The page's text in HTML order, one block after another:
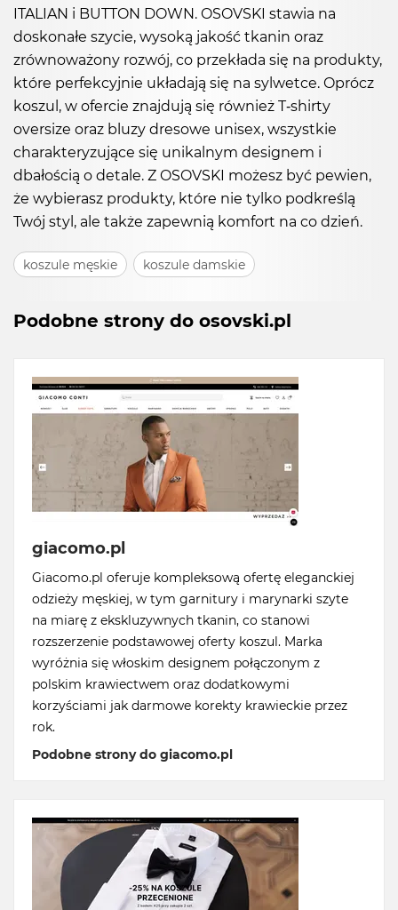
ITALIAN i BUTTON DOWN. OSOVSKI stawia na
doskonałe szycie, wysoką jakość tkanin oraz
zrównoważony rozwój, co przekłada się na produkty,
które perfekcyjnie układają się na sylwetce. Oprócz
koszul, w ofercie znajdują się również T-shirty
oversize oraz bluzy dresowe unisex, wszystkie
charakteryzujące się unikalnym designem i
dbałością o detale. Z OSOVSKI możesz być pewien,
że wybierasz produkty, które nie tylko podkreślą
Twój styl, ale także zapewnią komfort na co dzień.
koszule męskie koszule damskie
Podobne strony do osovski.pl
giacomo.pl
Giacomo.pl oferuje kompleksową ofertę eleganckiej
odzieży męskiej, w tym garnitury i marynarki szyte
na miarę z ekskluzywnych tkanin, co stanowi
rozszerzenie podstawowej oferty koszul. Marka
wyróżnia się włoskim designem połączonym z
polskim krawiectwem oraz dodatkowymi
korzyściami jak darmowe korekty krawieckie przez
rok.
Podobne strony do giacomo.pl